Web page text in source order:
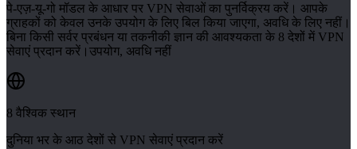
पे-एज़-यू-गो मॉडल के आधार पर VPN सेवाओं का पुनर्विक्रय करें। आपके
ग्राहकों को केवल उनके उपयोग के लिए बिल किया जाएगा, अवधि के लिए नहीं।
बिना किसी सर्वर प्रबंधन या तकनीकी ज्ञान की आवश्यकता के 8 देशों में VPN
सेवाएं प्रदान करें। उपयोग, अवधि नहीं
8 वैश्विक स्थान
दुनिया भर के आठ देशों से VPN सेवाएं प्रदान करें